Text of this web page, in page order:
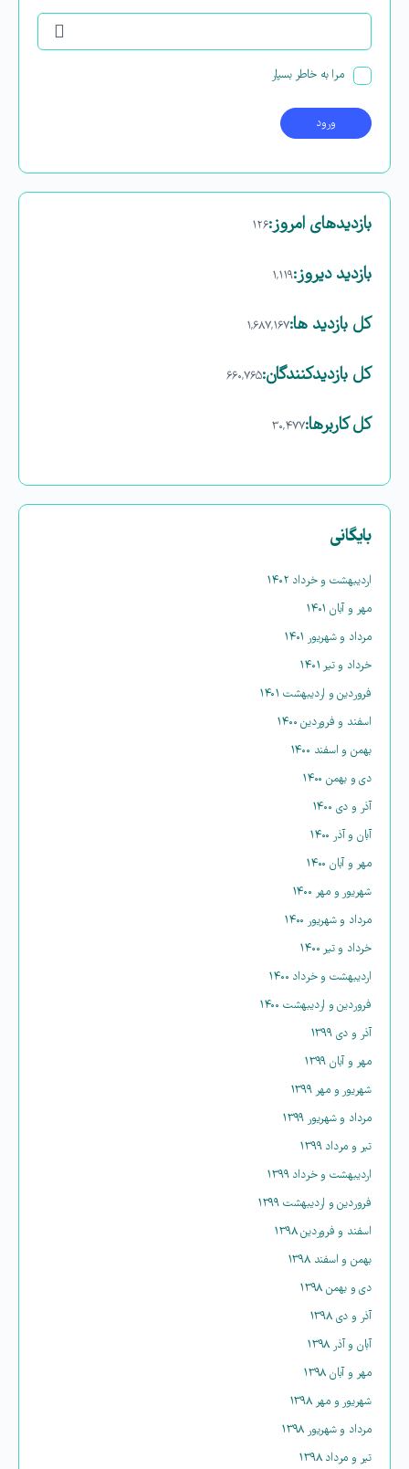
مرا به خاطر بسپار
بازدیدهای امروز:۱۲۶
بازدید دیروز:۱,۱۱۹
کل بازدید ها:۱,۶۸۷,۱۶۷
کل بازدیدکنند‌گان:۶۶۰,۷۶۵
کل کاربرها:۳۰,۴۷۷
بایگانی
اردیبهشت و خرداد ۱۴۰۲
مهر و آبان ۱۴۰۱
مرداد و شهریور ۱۴۰۱
خرداد و تیر ۱۴۰۱
فروردین و اردیبهشت ۱۴۰۱
اسفند و فروردین ۱۴۰۰
بهمن و اسفند ۱۴۰۰
دی و بهمن ۱۴۰۰
آذر و دی ۱۴۰۰
آبان و آذر ۱۴۰۰
مهر و آبان ۱۴۰۰
شهریور و مهر ۱۴۰۰
مرداد و شهریور ۱۴۰۰
خرداد و تیر ۱۴۰۰
اردیبهشت و خرداد ۱۴۰۰
فروردین و اردیبهشت ۱۴۰۰
آذر و دی ۱۳۹۹
مهر و آبان ۱۳۹۹
شهریور و مهر ۱۳۹۹
مرداد و شهریور ۱۳۹۹
تیر و مرداد ۱۳۹۹
اردیبهشت و خرداد ۱۳۹۹
فروردین و اردیبهشت ۱۳۹۹
اسفند و فروردین ۱۳۹۸
بهمن و اسفند ۱۳۹۸
دی و بهمن ۱۳۹۸
آذر و دی ۱۳۹۸
آبان و آذر ۱۳۹۸
مهر و آبان ۱۳۹۸
شهریور و مهر ۱۳۹۸
مرداد و شهریور ۱۳۹۸
تیر و مرداد ۱۳۹۸